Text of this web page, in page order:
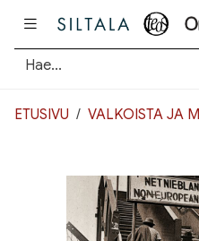
ETUSIVU VALKOISTA JA